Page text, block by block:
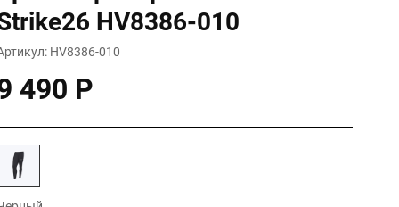
HV8386-010
HV8386-010
490 Р